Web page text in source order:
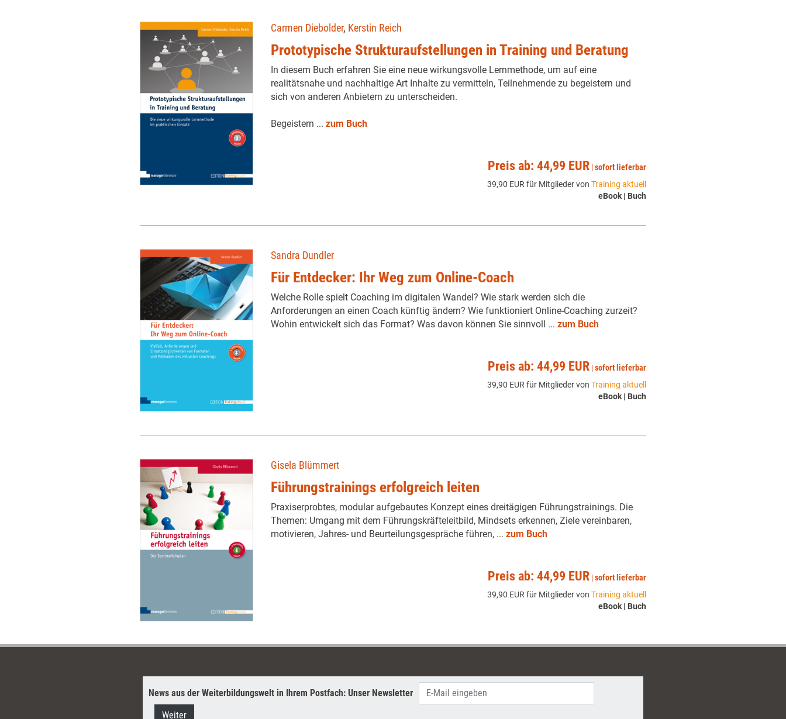
Carmen Diebolder, Kerstin Reich
Prototypische Strukturaufstellungen in Training und Beratung
In diesem Buch erfahren Sie eine neue wirkungsvolle Lernmethode, um auf eine
realitätsnahe und nachhaltige Art Inhalte zu vermitteln, Teilnehmende zu begeistern und
sich von anderen Anbietern zu unterscheiden.
Begeistern ... zum Buch
Preis ab: 44,99 EUR |sofort lieferbar
39,90 EUR für Mitglieder von Training aktuell
eBook | Buch
Sandra Dundler
Für Entdecker: Ihr Weg zum Online-Coach
Welche Rolle spielt Coaching im digitalen Wandel? Wie stark werden sich die
Anforderungen an einen Coach künftig ändern? Wie funktioniert Online-Coaching zurzeit?
Wohin entwickelt sich das Format? Was davon können Sie sinnvoll ... zum Buch
Preis ab: 44,99 EUR |sofort lieferbar
39,90 EUR für Mitglieder von Training aktuell
eBook | Buch
Gisela Blümmert
Führungstrainings erfolgreich leiten
Praxiserprobtes, modular aufgebautes Konzept eines dreitägigen Führungstrainings. Die
Themen: Umgang mit dem Führungskräfteleitbild, Mindsets erkennen, Ziele vereinbaren,
motivieren, Jahres- und Beurteilungsgespräche führen, ... zum Buch
Preis ab: 44,99 EUR |sofort lieferbar
39,90 EUR für Mitglieder von Training aktuell
eBook | Buch
News aus der Weiterbildungswelt in Ihrem Postfach: Unser Newsletter
Weiter